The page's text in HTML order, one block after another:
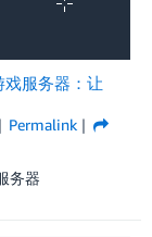
服务器：让
Permalink
务器